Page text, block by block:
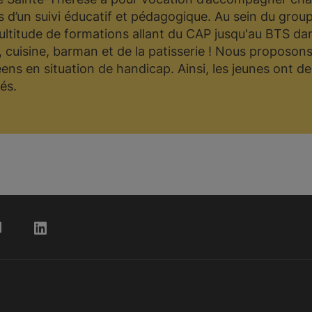
d’un suivi éducatif et pédagogique. Au sein du
de formations allant du CAP jusqu'au BTS
barman et de la patisserie ! Nous
en situation de handicap. Ainsi, les jeunes ont